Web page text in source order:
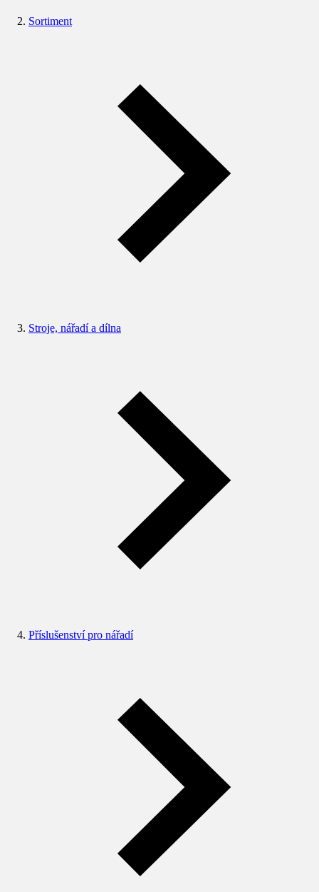
Sortiment
Stroje, nářadí a dílna
Příslušenství pro nářadí